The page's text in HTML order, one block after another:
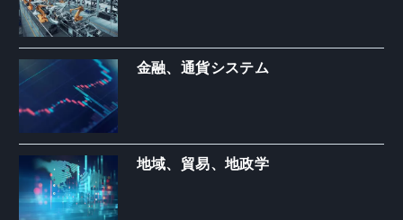
金融、通貨システム
地域、貿易、地政学